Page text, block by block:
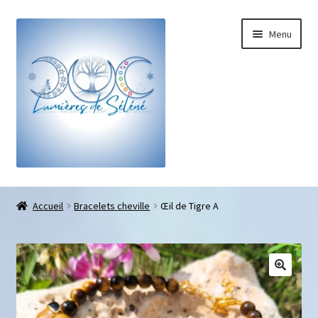
Menu
Boutique
Galets pouce anti-stress
Pendentifs sifflet et fioles
Accueil Bracelets cheville Œil de Tigre A